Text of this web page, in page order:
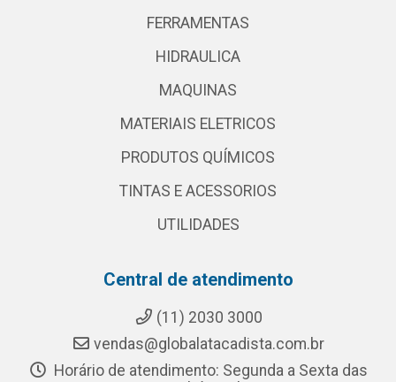
FERRAMENTAS
HIDRAULICA
MAQUINAS
MATERIAIS ELETRICOS
PRODUTOS QUÍMICOS
TINTAS E ACESSORIOS
UTILIDADES
Central de atendimento
(11) 2030 3000
vendas@globalatacadista.com.br
Horário de atendimento: Segunda a Sexta das